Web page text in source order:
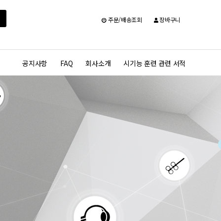
주문/배송조회 장바구니
공지사항 FAQ 회사소개 시기능 훈련 관련 서적